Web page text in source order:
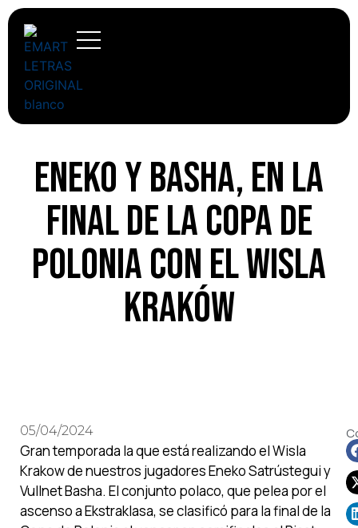
Eneko y Basha, en la
final de la Copa de
Polonia con el Wisla
Kraków
05/04/2024
Gran temporada la que está realizando el Wisla
Krakow de nuestros jugadores Eneko Satrústegui y
Vullnet Basha. El conjunto polaco, que pelea por el
ascenso a Ekstraklasa, se clasificó para la final de la